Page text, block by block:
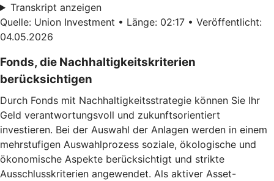
Transkript anzeigen
Quelle: Union Investment • Länge: 02:17 • Veröffentlicht:
04.05.2026
Fonds, die Nachhaltigkeitskriterien
berücksichtigen
Durch Fonds mit Nachhaltigkeitsstrategie können Sie Ihr
Geld verantwortungsvoll und zukunftsorientiert
investieren. Bei der Auswahl der Anlagen werden in einem
mehrstufigen Auswahlprozess soziale, ökologische und
ökonomische Aspekte berücksichtigt und strikte
Ausschlusskriterien angewendet. Als aktiver Asset-